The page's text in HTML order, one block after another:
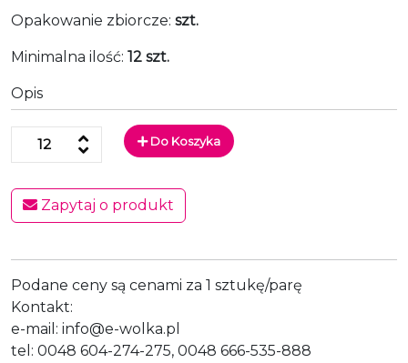
Opakowanie zbiorcze: szt.
Minimalna ilość: 12 szt.
Opis
Do Koszyka
Zapytaj o produkt
Podane ceny są cenami za 1 sztukę/parę
Kontakt:
e-mail: info@e-wolka.pl
tel: 0048 604-274-275, 0048 666-535-888